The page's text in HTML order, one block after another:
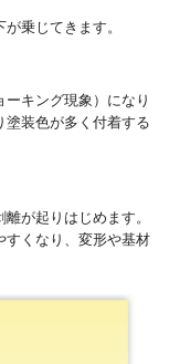
乗じてきます。
キング現象）になり
装色が多く付着する
が起りはじめます。
すくなり、変形や基材